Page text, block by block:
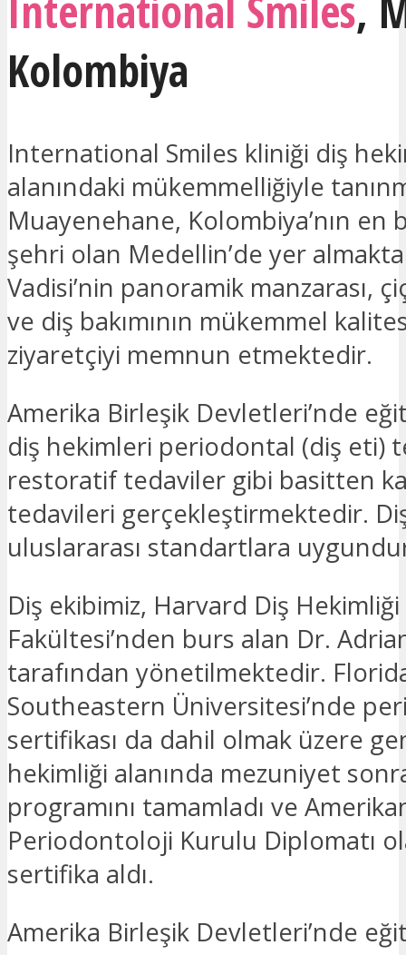
Kolombiya
International Smiles kliniği diş
alanındaki mükemmelliğiyle
Muayenehane, Kolombiya’nın en
şehri olan Medellin’de yer
Vadisi’nin panoramik manzarası,
ve diş bakımının mükemmel
ziyaretçiyi memnun etmektedir.
Amerika Birleşik Devletleri’nde
diş hekimleri periodontal (diş eti)
restoratif tedaviler gibi basitten
tedavileri gerçekleştirmektedir.
uluslararası standartlara
Diş ekibimiz, Harvard Diş Hekimliği
Fakültesi’nden burs alan Dr.
tarafından yönetilmektedir.
Southeastern Üniversitesi’nde
sertifikası da dahil olmak üzere
hekimliği alanında mezuniyet
programını tamamladı ve
Periodontoloji Kurulu Diplomatı
sertifika aldı.
Amerika Birleşik Devletleri’nde